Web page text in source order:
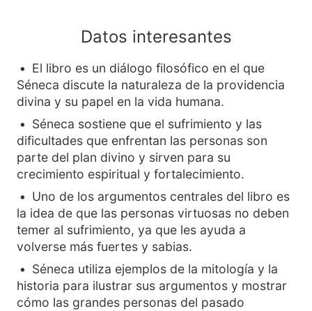
Datos interesantes
El libro es un diálogo filosófico en el que
Séneca discute la naturaleza de la providencia
divina y su papel en la vida humana.
Séneca sostiene que el sufrimiento y las
dificultades que enfrentan las personas son
parte del plan divino y sirven para su
crecimiento espiritual y fortalecimiento.
Uno de los argumentos centrales del libro es
la idea de que las personas virtuosas no deben
temer al sufrimiento, ya que les ayuda a
volverse más fuertes y sabias.
Séneca utiliza ejemplos de la mitología y la
historia para ilustrar sus argumentos y mostrar
cómo las grandes personas del pasado